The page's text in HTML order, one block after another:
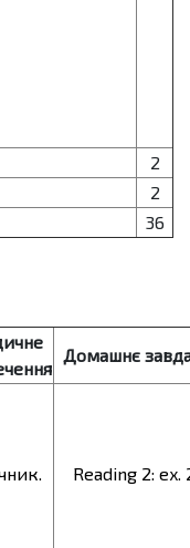
2
2
36
Домашнє
Reading 2: ex.